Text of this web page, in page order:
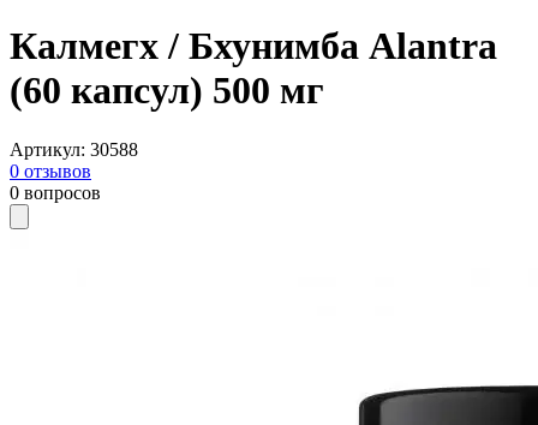
Калмегх / Бхунимба Alantra
(60 капсул) 500 мг
Артикул: 30588
0 отзывов
0 вопросов